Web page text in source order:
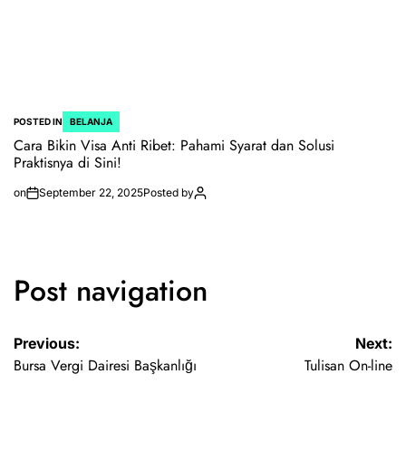
POSTED IN BELANJA
Cara Bikin Visa Anti Ribet: Pahami Syarat dan Solusi
Praktisnya di Sini!
on September 22, 2025Posted by
Post navigation
Previous:
Bursa Vergi Dairesi Başkanlığı
Next:
Tulisan On-line